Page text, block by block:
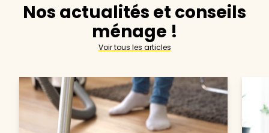
Nos actualités et conseils
ménage !
Voir tous les articles